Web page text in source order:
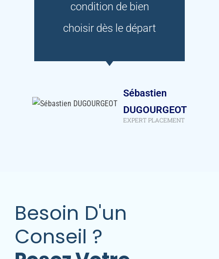
condition de bien
choisir dès le départ
Sébastien
DUGOURGEOT
EXPERT PLACEMENT
Besoin D'un
Conseil ?